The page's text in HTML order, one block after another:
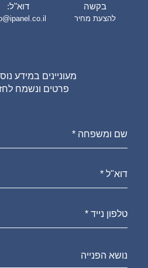
בקשה
להצעת מחיר
דוא"ל:
מעוניינים במידע
פרטים ונשמח
שם ומשפחה *
דוא"ל *
טלפון נייד *